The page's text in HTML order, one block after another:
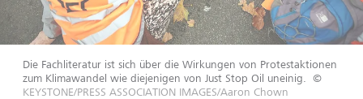
Die Fachliteratur ist sich über die Wirkungen von Protestaktionen
zum Klimawandel wie diejenigen von Just Stop Oil uneinig.
©
KEYSTONE/PRESS ASSOCIATION IMAGES/Aaron Chown